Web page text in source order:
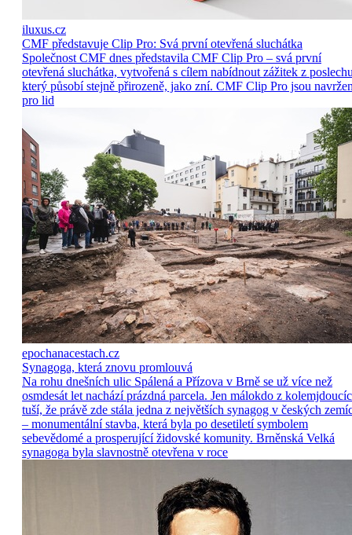
iluxus.cz
CMF představuje Clip Pro: Svá první otevřená sluchátka
Společnost CMF dnes představila CMF Clip Pro – svá první
otevřená sluchátka, vytvořená s cílem nabídnout zážitek z
který působí stejně přirozeně, jako zní. CMF Clip Pro jsou
pro lid
epochanacestach.cz
Synagoga, která znovu promlouvá
Na rohu dnešních ulic Spálená a Přízova v Brně se už více než
osmdesát let nachází prázdná parcela. Jen málokdo z
tuší, že právě zde stála jedna z největších synagog v českých
– monumentální stavba, která byla po desetiletí symbolem
sebevědomé a prosperující židovské komunity. Brněnská Velká
synagoga byla slavnostně otevřena v roce